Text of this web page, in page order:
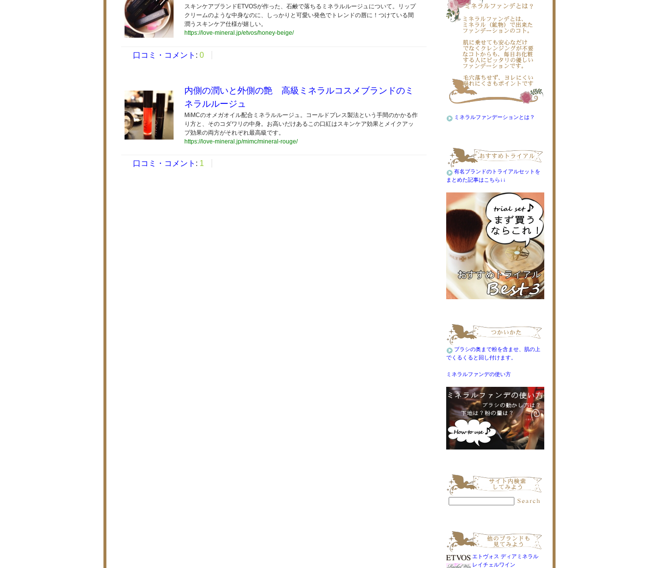
スキンケアブランドETVOSが作った、石鹸で落ちるミネラルルージュについて。リップ
クリームのような中身なのに、しっかりと可愛い発色でトレンドの唇に！つけている間
潤うスキンケア仕様が嬉しい。
https://love-mineral.jp/etvos/honey-beige/
口コミ・コメント : 0
内側の潤いと外側の艶 高級ミネラルコスメブランドのミ
ネラルルージュ
MiMCのオメガオイル配合ミネラルルージュ。コールドプレス製法という手間のかかる作
り方と、そのコダワリの中身。お高いだけあるこの口紅はスキンケア効果とメイクアッ
プ効果の両方がそれぞれ最高級です。
https://love-mineral.jp/mimc/mineral-rouge/
口コミ・コメント : 1
ミネラルファンデーションとは？
有名ブランドのトライアルセットを
まとめた記事はこちら↓↓
ブラシの奥まで粉を含ませ、肌の上
でくるくると回し付けます。
ミネラルファンデの使い方
エトヴォス ディアミネラル
レイチェルワイン